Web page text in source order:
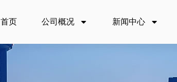
首页 公司概况 新闻中心